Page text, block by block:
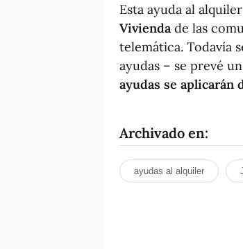
Esta ayuda al
Vivienda de las
telemática. Todavía
ayudas – se prevé
ayudas se aplicarán
Archivado en:
ayudas al alquiler